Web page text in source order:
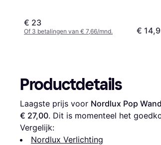
€ 23
Of 3 betalingen van € 7,66/mnd. €
Productdetails
Laagste prijs voor Nordlux Pop
€ 27,00. Dit is momenteel het
Vergelijk:
Nordlux Verlichting